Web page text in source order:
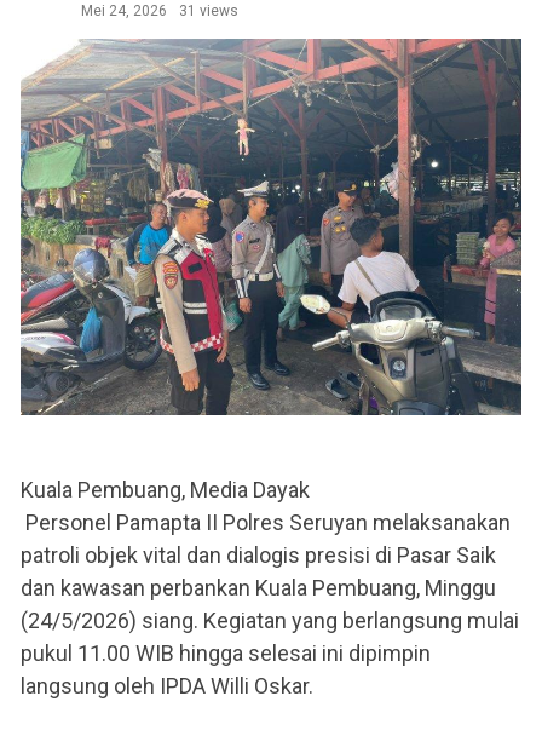
Mei 24, 2026
31 views
Kuala Pembuang, Media Dayak
Personel Pamapta II Polres Seruyan melaksanakan
patroli objek vital dan dialogis presisi di Pasar Saik
dan kawasan perbankan Kuala Pembuang, Minggu
(24/5/2026) siang. Kegiatan yang berlangsung mulai
pukul 11.00 WIB hingga selesai ini dipimpin
langsung oleh IPDA Willi Oskar.